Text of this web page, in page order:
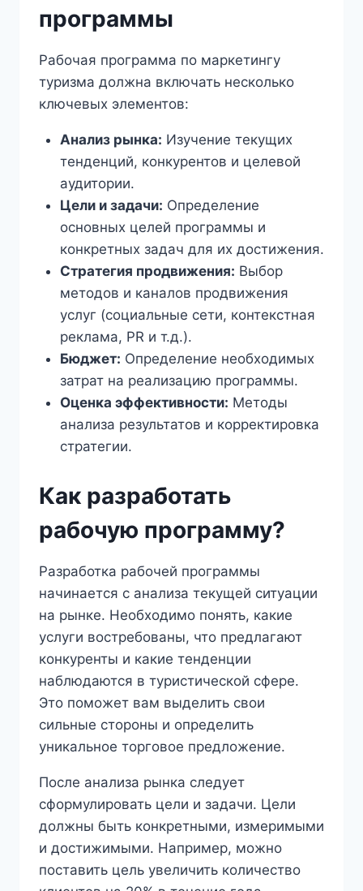
программы
Рабочая программа по маркетингу
туризма должна включать несколько
ключевых элементов:
Анализ рынка: Изучение текущих
тенденций, конкурентов и целевой
аудитории.
Цели и задачи: Определение
основных целей программы и
конкретных задач для их достижения.
Стратегия продвижения: Выбор
методов и каналов продвижения
услуг (социальные сети, контекстная
реклама, PR и т.д.).
Бюджет: Определение необходимых
затрат на реализацию программы.
Оценка эффективности: Методы
анализа результатов и корректировка
стратегии.
Как разработать
рабочую программу?
Разработка рабочей программы
начинается с анализа текущей ситуации
на рынке. Необходимо понять, какие
услуги востребованы, что предлагают
конкуренты и какие тенденции
наблюдаются в туристической сфере.
Это поможет вам выделить свои
сильные стороны и определить
уникальное торговое предложение.
После анализа рынка следует
сформулировать цели и задачи. Цели
должны быть конкретными, измеримыми
и достижимыми. Например, можно
поставить цель увеличить количество